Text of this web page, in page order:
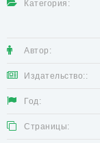
Категория:
Автор:
Издательство::
Год:
Страницы: